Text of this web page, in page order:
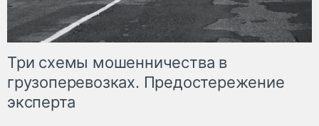
Три схемы мошенничества в
грузоперевозках. Предостережение
эксперта